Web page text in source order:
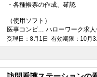
・各種帳票の作成、確認
（使用ソフト）
医事コンピ... ハローワーク求人
受理日：8月1日 有効期限：10月